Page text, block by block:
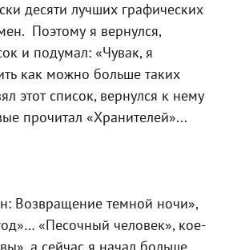
десяти лучших графических
Поэтому я вернулся,
и подумал: «Чувак, я
как можно больше таких
этот список, вернулся к нему
прочитал «Хранителей»...
Возвращение темной ночи»,
«Песочный человек», кое-
а сейчас я начал больше